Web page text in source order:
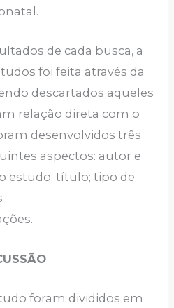
de cada busca, a
foi feita através da
descartados aqueles
relação direta com o
desenvolvidos três
aspectos: autor e
estudo; título; tipo de
foram divididos em